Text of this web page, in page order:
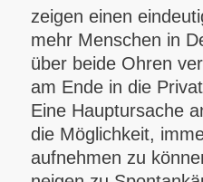
zeigen einen
mehr Menschen in
über beide Ohren
am Ende in die
Eine Hauptursache
die Möglichkeit,
aufnehmen zu